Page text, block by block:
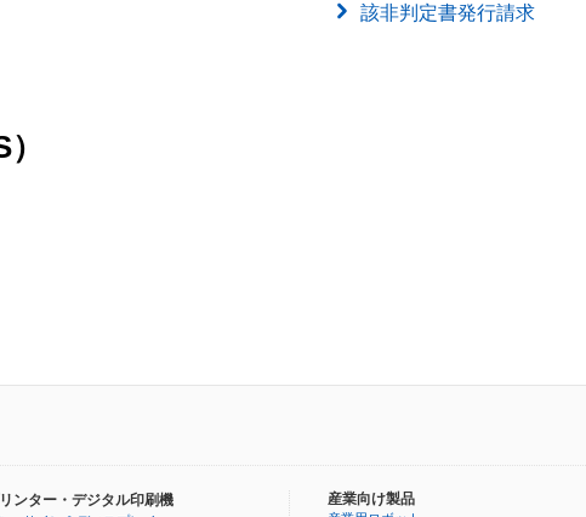
該非判定書発行請求
ンター・デジタル印刷機 産業向け製品